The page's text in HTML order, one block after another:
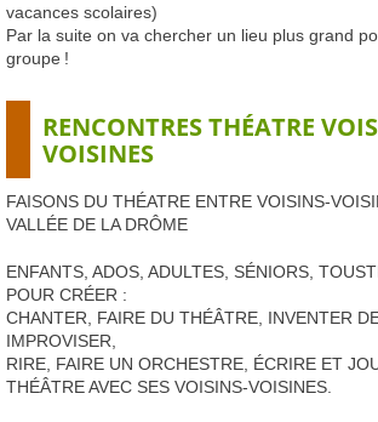
vacances scolaires)
Par la suite on va chercher un lieu plus grand
groupe !
RENCONTRESTHÉATRE
VOISINES
FAISONS DU THÉATRE ENTRE VOISINS-
VALL ÉE DE LA DRÔME
ENFANTS ADOS ADULTES , SÉNIORS
POUR CRÉER :
CHANTER
FAIRE DU THÉÂTRE INVENTER
IMPROVISER
RIRE FAIRE UN ORCHESTRE , ÉCRIRE ET
THÉÂTREAVEC SES VOISINS-VOISINES